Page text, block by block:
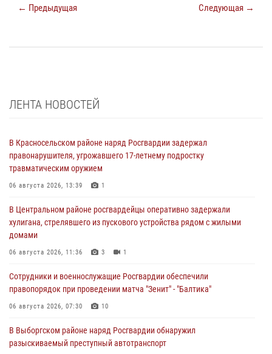
← Предыдущая Следующая →
ЛЕНТА НОВОСТЕЙ
В Красносельском районе наряд Росгвардии задержал
правонарушителя, угрожавшего 17-летнему подростку
травматическим оружием
06 августа 2026, 13:39 1
В Центральном районе росгвардейцы оперативно задержали
хулигана, стрелявшего из пускового устройства рядом с жилыми
домами
06 августа 2026, 11:36 3 1
Сотрудники и военнослужащие Росгвардии обеспечили
правопорядок при проведении матча "Зенит" - "Балтика"
06 августа 2026, 07:30 10
В Выборгском районе наряд Росгвардии обнаружил
разыскиваемый преступный автотранспорт